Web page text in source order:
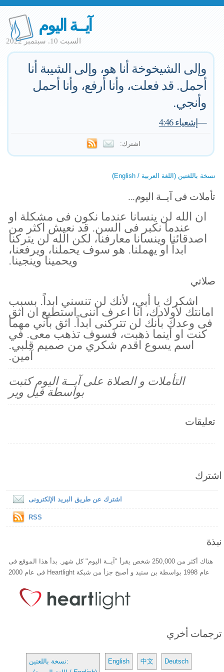
آيــة اليوم
السبت 10. سبتمبر 2022
وإلى الشيخوخة أنا هو، وإلى الشيبة أنا
أحمل. قد فعلت، وأنا أرفع، وأنا أحمل
وأنجي.
—إشعياء 4:46
اشترك:
نسخة باللغتين (اللغة العربية / English)
تأملات فى آيــة اليوم...
ان الله لن ينسانا عندما نكون فى مشكلة او
عندما نكبر فى السن. قد نعيش اكثر من
اصدقائنا وينسانا معارفنا، لكن الله لن يتركنا
ابداً او يهملنا. هو سوف يحملنا، ويرفعنا،
ويحمينا وينجينا.
صلاتي
اشكرك يا أبي، لأنك لن تنسني ابداً. بسبب
امانتك لأولادك، انا اعرف اننى استطيع ان اثق
فى وعدك بأنك لن تتركنى ابداً. اثق بأني مهما
كنت او أينما ذهبت، فسوف تذهب معى. في
اسم يسوع اقدم شكري من صميم قلبي.
آمين.
التأملات و الصلاة على آيــة اليوم كتبت
بواسطة فيل وير
تعليقات
اشترك
اشترك عن طريق البريد الإلكترونى
RSS
نبذة
هناك أكثر من 250,000 شخص يقرأ "آيــة اليوم" كل شهر. بدأ هذا الموقع فى
عام 1998 بواسطة بن ستيد و أصبح جزأ من شبكة Heartlight فى عام 2000
ترجمات أخري
نسخة باللغتين:
English 中文 Deutsch